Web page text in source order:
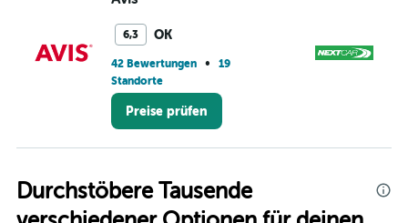
6,3 OK
42 Bewertungen •
19
Standorte
Preise prüfen
Durchstöbere Tausende